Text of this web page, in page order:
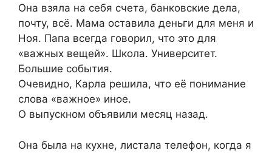
Она взяла на себя счета, банковские дела,
почту, всё. Мама оставила деньги для меня и
Ноя. Папа всегда говорил, что это для
«важных вещей». Школа. Университет.
Большие события.
Очевидно, Карла решила, что её понимание
слова «важное» иное.
О выпускном объявили месяц назад.
Она была на кухне, листала телефон, когда я